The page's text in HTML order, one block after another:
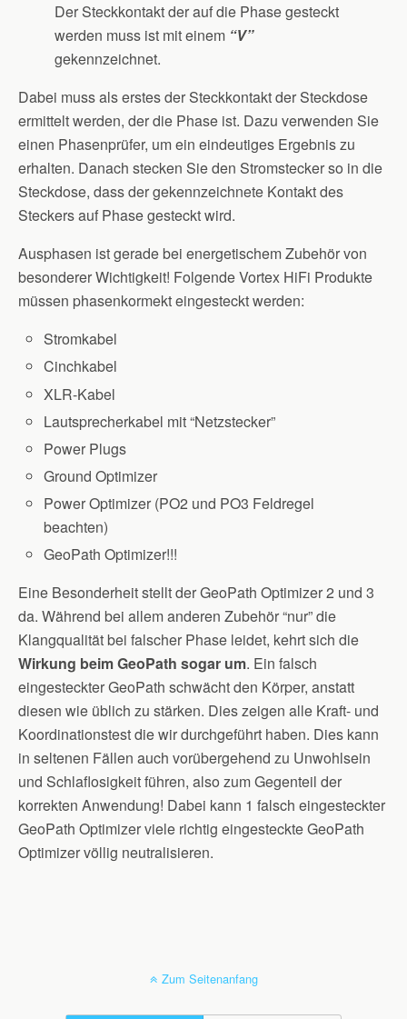
Der Steckkontakt der auf die Phase gesteckt
werden muss ist mit einem “V”
gekennzeichnet.
Dabei muss als erstes der Steckkontakt der Steckdose
ermittelt werden, der die Phase ist. Dazu verwenden Sie
einen Phasenprüfer, um ein eindeutiges Ergebnis zu
erhalten. Danach stecken Sie den Stromstecker so in die
Steckdose, dass der gekennzeichnete Kontakt des
Steckers auf Phase gesteckt wird.
Ausphasen ist gerade bei energetischem Zubehör von
besonderer Wichtigkeit! Folgende Vortex HiFi Produkte
müssen phasenkormekt eingesteckt werden:
Stromkabel
Cinchkabel
XLR-Kabel
Lautsprecherkabel mit “Netzstecker”
Power Plugs
Ground Optimizer
Power Optimizer (PO2 und PO3 Feldregel
beachten)
GeoPath Optimizer!!!
Eine Besonderheit stellt der GeoPath Optimizer 2 und 3
da. Während bei allem anderen Zubehör “nur” die
Klangqualität bei falscher Phase leidet, kehrt sich die
Wirkung beim GeoPath sogar um. Ein falsch
eingesteckter GeoPath schwächt den Körper, anstatt
diesen wie üblich zu stärken. Dies zeigen alle Kraft- und
Koordinationstest die wir durchgeführt haben. Dies kann
in seltenen Fällen auch vorübergehend zu Unwohlsein
und Schlaflosigkeit führen, also zum Gegenteil der
korrekten Anwendung! Dabei kann 1 falsch eingesteckter
GeoPath Optimizer viele richtig eingesteckte GeoPath
Optimizer völlig neutralisieren.
Zum Seitenanfang